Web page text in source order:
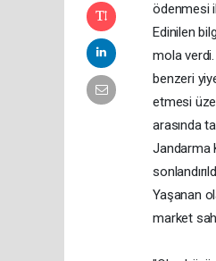
ödenmesi
Edinilen
mola
benzeri
etmesi
arasında
Jandarma
Yaşanan
market